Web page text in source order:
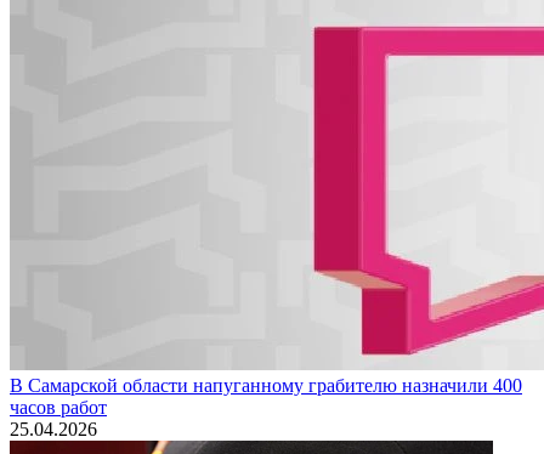
В Самарской области напуганному грабителю назначили 400
часов работ
25.04.2026